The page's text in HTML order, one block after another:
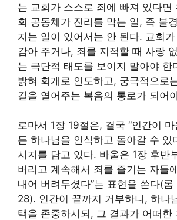
는 교회가 스스로 죄에 빠져 있다면
회 공동체가 진리를 막는 일, 즉 불
지는 일이 있어서는 안 된다. 교회
감아 주거나, 죄를 지적할 때 사랑
는 극단적 태도를 보이지 말아야 한
밝혀 회개로 인도하고, 궁극적으로
길을 열어주는 복음의 통로가 되어
로마서 1장 19절은, 결국 “인간이
든 하나님을 인식하고 돌아갈 수 있
시지를 담고 있다. 바울은 1장 후반
버리고 계속해서 죄를 즐기는 자들
내어 버려두셨다”는 표현을 쓴다(
28). 인간이 끝까지 거부하니, 하나
택을 존중하시되, 그 결과가 어떠한